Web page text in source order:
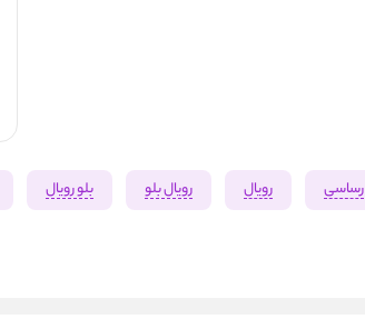
رساسی رویال رویال بلو بلو رویال